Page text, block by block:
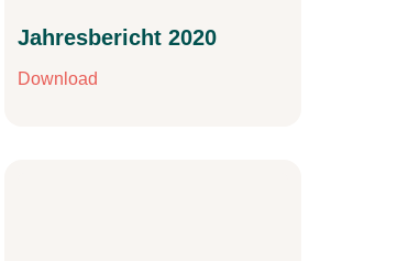
Jahresbericht 2020
Download